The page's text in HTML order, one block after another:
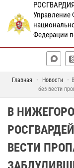
Управление
Федерации
Главная Новости
без вести
В
ВЕСТИ